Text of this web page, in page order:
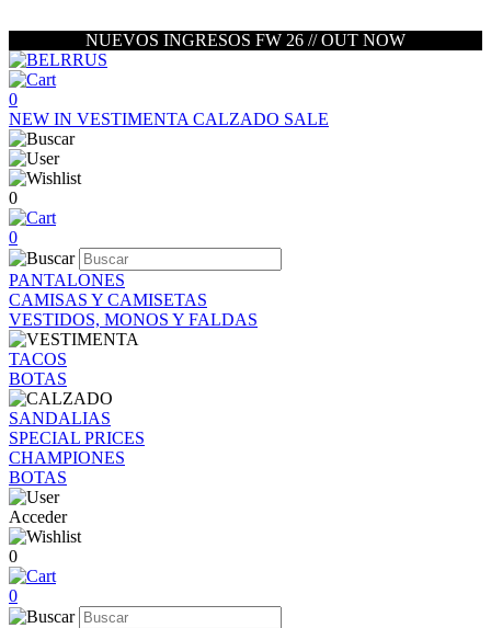
NUEVOS INGRESOS FW 26 // OUT NOW
0
NEW IN VESTIMENTA CALZADO SALE
0
0
PANTALONES
CAMISAS Y CAMISETAS
VESTIDOS, MONOS Y FALDAS
TACOS
BOTAS
SANDALIAS
SPECIAL PRICES
CHAMPIONES
BOTAS
Acceder
0
0